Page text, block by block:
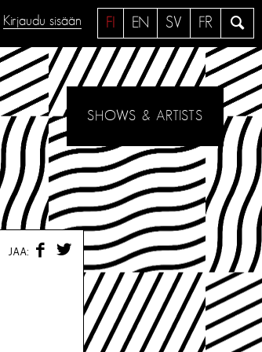
a
e
FI EN SV FR
Kirjaudu sisään
SHOWS & ARTISTS
JAA:
F
W